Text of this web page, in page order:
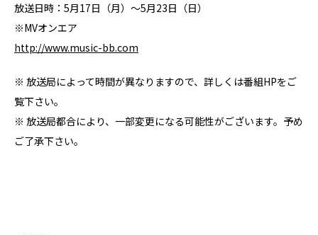
放送日時：5月17日（月）～5月23日（日）
※MVオンエア
http://www.music-bb.com
※ 放送局によって時間が異なりますので、詳しくは番組HPをご
覧下さい。
※ 放送局都合により、一部変更になる可能性がございます。予め
ご了承下さい。